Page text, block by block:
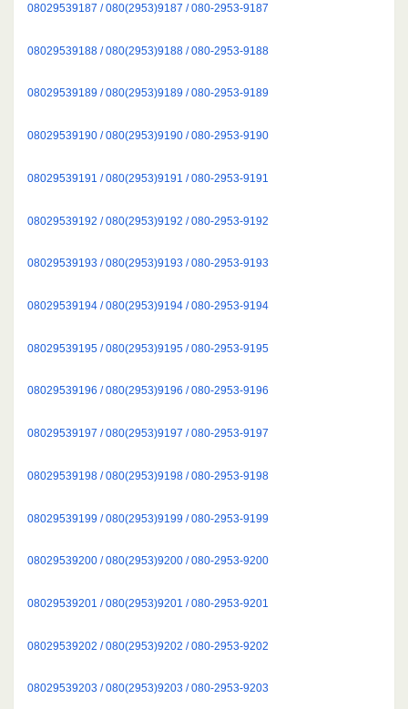
08029539187 / 080(2953)9187 / 080-2953-9187
08029539188 / 080(2953)9188 / 080-2953-9188
08029539189 / 080(2953)9189 / 080-2953-9189
08029539190 / 080(2953)9190 / 080-2953-9190
08029539191 / 080(2953)9191 / 080-2953-9191
08029539192 / 080(2953)9192 / 080-2953-9192
08029539193 / 080(2953)9193 / 080-2953-9193
08029539194 / 080(2953)9194 / 080-2953-9194
08029539195 / 080(2953)9195 / 080-2953-9195
08029539196 / 080(2953)9196 / 080-2953-9196
08029539197 / 080(2953)9197 / 080-2953-9197
08029539198 / 080(2953)9198 / 080-2953-9198
08029539199 / 080(2953)9199 / 080-2953-9199
08029539200 / 080(2953)9200 / 080-2953-9200
08029539201 / 080(2953)9201 / 080-2953-9201
08029539202 / 080(2953)9202 / 080-2953-9202
08029539203 / 080(2953)9203 / 080-2953-9203